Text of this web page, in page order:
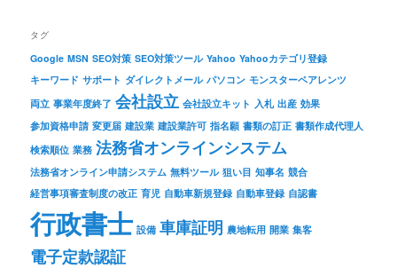
タグ
Google MSN SEO対策 SEO対策ツール Yahoo Yahooカテゴリ登録
キーワード サポート ダイレクトメール パソコン モンスターペアレンツ
両立 事業年度終了 会社設立 会社設立キット 入札 出産 効果
参加資格申請 変更届 建設業 建設業許可 指名願 書類の訂正 書類作成代理人
検索順位 業務 法務省オンラインシステム
法務省オンライン申請システム 無料ツール 狙い目 知事名 競合
経営事項審査制度の改正 育児 自動車新規登録 自動車登録 自認書
行政書士 設備 車庫証明 農地転用 開業 集客
電子定款認証